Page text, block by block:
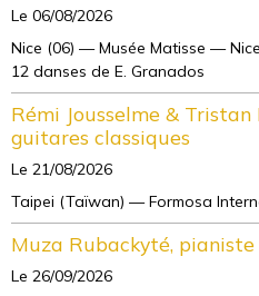
Le 06/08/2026
Nice (06) — Musée Matisse —
12 danses de E. Granados
Rémi Jousselme &
guitares classiques
Le 21/08/2026
Taipei (Taïwan) — Formosa
Muza Rubackyté, pianiste
Le 26/09/2026